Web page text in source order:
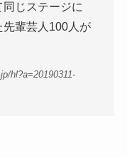
じステージに
先輩芸人100人が
hl?a=20190311-